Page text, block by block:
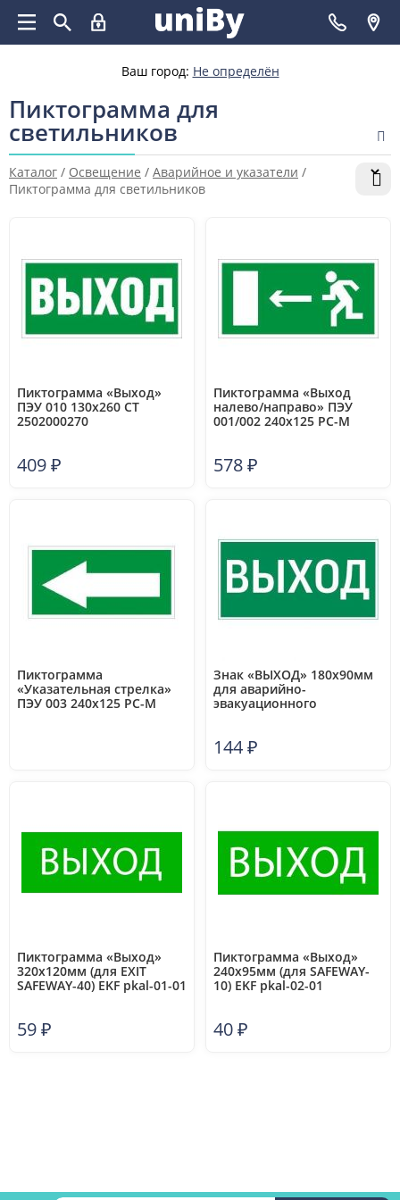
Ваш город: Не определён
Пиктограмма для
светильников
Каталог / Освещение / Аварийное и указатели /
Пиктограмма для светильников
Пиктограмма «Выход»
ПЭУ 010 130х260 СТ
2502000270
409₽
Пиктограмма «Выход
налево/направо» ПЭУ
001/002 240х125 РС-M
578₽
Пиктограмма
«Указательная стрелка»
ПЭУ 003 240х125 РС-M
Знак «ВЫХОД» 180х90мм
для аварийно-
эвакуационного
60.004.003
144₽
Пиктограмма «Выход»
320х120мм (для EXIT
SAFEWAY-40) EKF pkal-01-01
59₽
Пиктограмма «Выход»
240х95мм (для SAFEWAY-
10) EKF pkal-02-01
40₽